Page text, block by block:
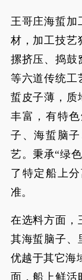
王哥庄海蜇加
材，加工技艺
摞挤压、捣鼓
等六道传统工
蜇皮子薄，质
丰富，有特
子、海蜇脑
艺。秉承“绿
了特定船上
准。
在选料方面，
其海蜇脑子、
优越于其它海
面，船上鲜活